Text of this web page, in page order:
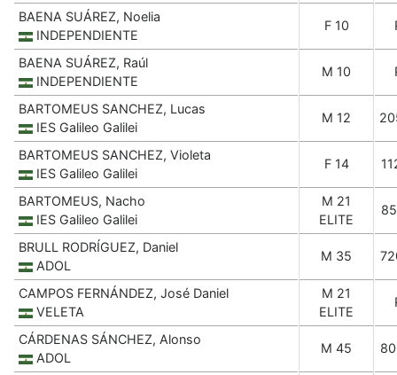
BAENA SUÁREZ, Noelia
INDEPENDIENTE
F 10
BAENA SUÁREZ, Raúl
INDEPENDIENTE
M 10
BARTOMEUS SANCHEZ, Lucas
IES Galileo Galilei
M 12
BARTOMEUS SANCHEZ, Violeta
IES Galileo Galilei
F 14
BARTOMEUS, Nacho
IES Galileo Galilei
M 21
ELITE
BRULL RODRÍGUEZ, Daniel
ADOL
M 35
CAMPOS FERNÁNDEZ, José Daniel
VELETA
M 21
ELITE
CÁRDENAS SÁNCHEZ, Alonso
ADOL
M 45